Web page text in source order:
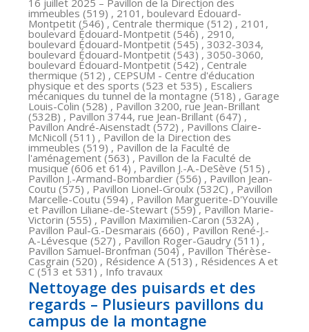
immeubles (519) , 2101, boulevard Édouard-
Montpetit (546) , Centrale thermique (512) , 2101,
boulevard Édouard-Montpetit (546) , 2910,
boulevard Édouard-Montpetit (545) , 3032-3034,
boulevard Édouard-Montpetit (543) , 3050-3060,
boulevard Édouard-Montpetit (542) , Centrale
thermique (512) , CEPSUM - Centre d'éducation
physique et des sports (523 et 535) , Escaliers
mécaniques du tunnel de la montagne (518) , Garage
Louis-Colin (528) , Pavillon 3200, rue Jean-Brillant
(532B) , Pavillon 3744, rue Jean-Brillant (647) ,
Pavillon André-Aisenstadt (572) , Pavillons Claire-
McNicoll (511) , Pavillon de la Direction des
immeubles (519) , Pavillon de la Faculté de
l'aménagement (563) , Pavillon de la Faculté de
musique (606 et 614) , Pavillon J.-A.-DeSève (515) ,
Pavillon J.-Armand-Bombardier (556) , Pavillon Jean-
Coutu (575) , Pavillon Lionel-Groulx (532C) , Pavillon
Marcelle-Coutu (594) , Pavillon Marguerite-D'Youville
et Pavillon Liliane-de-Stewart (559) , Pavillon Marie-
Victorin (555) , Pavillon Maximilien-Caron (532A) ,
Pavillon Paul-G.-Desmarais (660) , Pavillon René-J.-
A.-Lévesque (527) , Pavillon Roger-Gaudry (511) ,
Pavillon Samuel-Bronfman (504) , Pavillon Thérèse-
Casgrain (520) , Résidence A (513) , Résidences A et
C (513 et 531) , Info travaux
Nettoyage des puisards et des
regards – Plusieurs pavillons du
campus de la montagne